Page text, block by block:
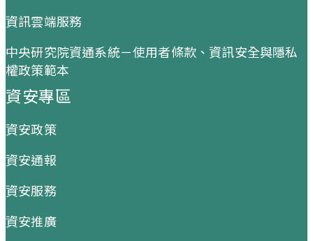
資訊雲端服務
中央研究院資通系統－使用者條款、資訊安全與隱私
權政策範本
資安專區
資安政策
資安通報
資安服務
資安推廣